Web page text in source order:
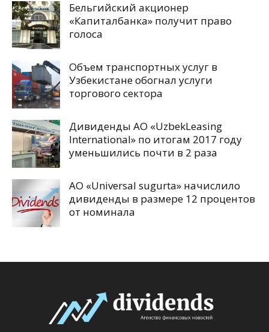
Бельгийский акционер
«Капиталбанка» получит право
голоса
Объем транспортных услуг в
Узбекистане обогнал услуги
торгового сектора
Дивиденды АО «UzbekLeasing
International» по итогам 2017 году
уменьшились почти в 2 раза
АО «Universal sugurta» начислило
дивиденды в размере 12 процентов
от номинала